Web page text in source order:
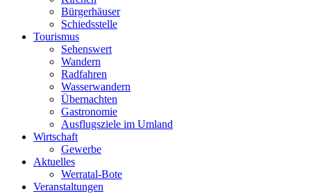
Bürgerhäuser
Schiedsstelle
Tourismus
Sehenswert
Wandern
Radfahren
Wasserwandern
Übernachten
Gastronomie
Ausflugsziele im Umland
Wirtschaft
Gewerbe
Aktuelles
Werratal-Bote
Veranstaltungen